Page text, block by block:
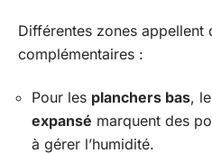
Différentes zones appellent
complémentaires :
Pour les planchers bas, le
expansé marquent des
à gérer l’humidité.